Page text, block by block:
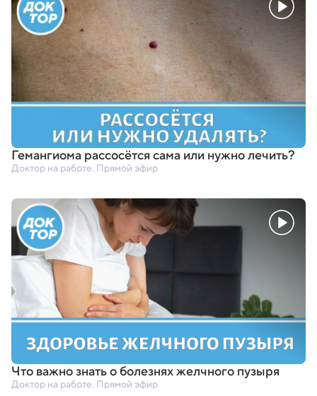
Гемангиома рассосётся сама или нужно лечить?
Доктор на работе. Прямой эфир
Что важно знать о болезнях желчного пузыря
Доктор на работе. Прямой эфир